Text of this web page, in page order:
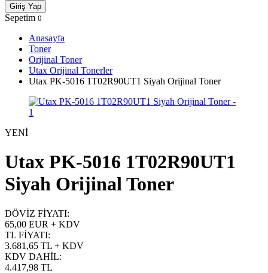
Giriş Yap
Sepetim 0
Anasayfa
Toner
Orijinal Toner
Utax Orijinal Tonerler
Utax PK-5016 1T02R90UT1 Siyah Orijinal Toner
YENİ
Utax PK-5016 1T02R90UT1
Siyah Orijinal Toner
DÖVİZ FİYATI:
65,00 EUR + KDV
TL FİYATI:
3.681,65 TL + KDV
KDV DAHİL:
4.417,98 TL